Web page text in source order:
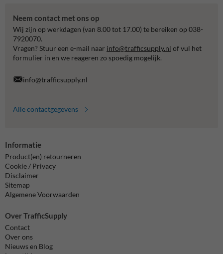
Neem contact met ons op
Wij zijn op werkdagen (van 8.00 tot 17.00) te bereiken op 038-
7920070.
Vragen? Stuur een e-mail naar info@trafficsupply.nl of vul het
formulier in en we reageren zo spoedig mogelijk.
info@trafficsupply.nl
Alle contactgegevens
Informatie
Product(en) retourneren
Cookie / Privacy
Disclaimer
Sitemap
Algemene Voorwaarden
Over TrafficSupply
Contact
Over ons
Nieuws en Blog